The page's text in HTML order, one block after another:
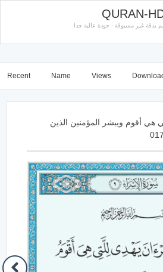
QURAN-
بدقة غير مسبوقة - جودة عالية جدا
Recent Name Views
هي أقوم ويبشر المؤمنين الذين